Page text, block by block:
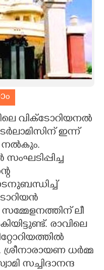
വിക്ടോറിയനൽ
ഇന്ന്
നൽകും.
ലീ
രാവിലെ
ധർമ്മ
സച്ചിദാനന്ദ